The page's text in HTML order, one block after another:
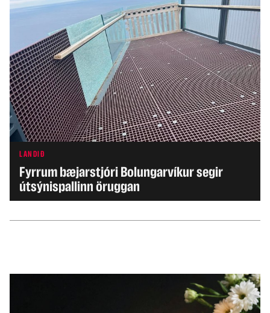
LANDIÐ
Fyrrum bæjarstjóri Bolungarvíkur segir
útsýnispallinn öruggan